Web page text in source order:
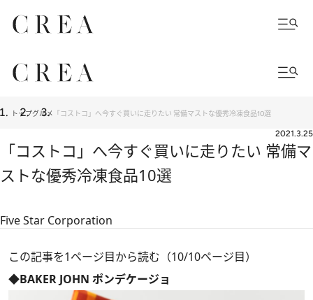
トップグルメ 「コストコ」へ今すぐ買いに走りたい 常備マストな優秀冷凍食品10選
2021.3.25
「コストコ」へ今すぐ買いに走りたい 常備マ
ストな優秀冷凍食品10選
Five Star Corporation
この記事を1ページ目から読む（10/10ページ目）
◆BAKER JOHN ポンデケージョ